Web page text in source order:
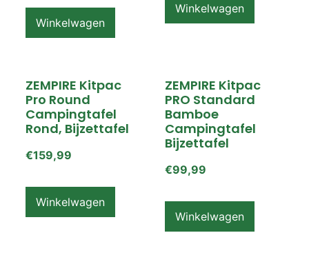
Winkelwagen
Winkelwagen
ZEMPIRE Kitpac
Pro Round
Campingtafel
Rond, Bijzettafel
€159,99
Winkelwagen
ZEMPIRE Kitpac
PRO Standard
Bamboe
Campingtafel
Bijzettafel
€99,99
Winkelwagen